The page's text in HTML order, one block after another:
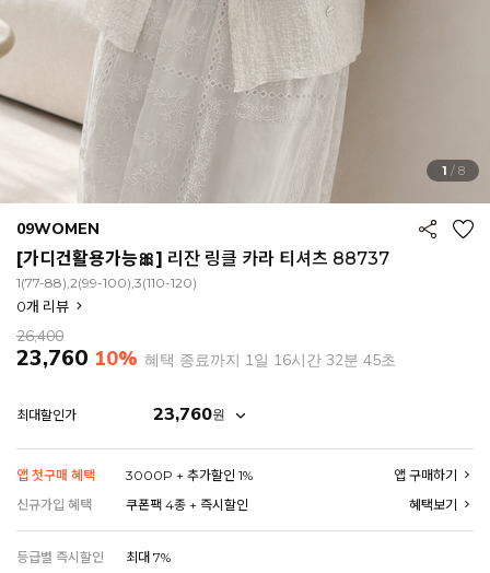
1 / 8
09WOMEN
[가디건활용가능🎀] 리잔 링클 카라 티셔츠 88737
1(77-88),2(99-100),3(110-120)
0개 리뷰
26,400
23,760 10% 혜택 종료까지 1일 16시간 32분 42초
최대할인가 23,760원
앱 첫구매 혜택 3000P + 추가할인 1%
앱 구매하기
신규가입 혜택
쿠폰팩 4종 + 즉시할인 혜택보기
등급별 즉시할인
최대 7%